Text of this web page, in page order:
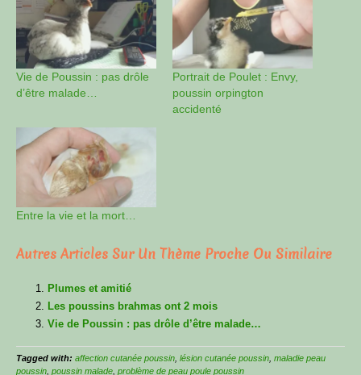
Vie de Poussin : pas drôle
d’être malade…
Portrait de Poulet : Envy,
poussin orpington
accidenté
Entre la vie et la mort…
Autres Articles Sur Un Thème Proche Ou Similaire
Plumes et amitié
Les poussins brahmas ont 2 mois
Vie de Poussin : pas drôle d’être malade…
Tagged with: affection cutanée poussin lésion cutanée poussin maladie peau
poussin poussin malade problème de peau poule poussin